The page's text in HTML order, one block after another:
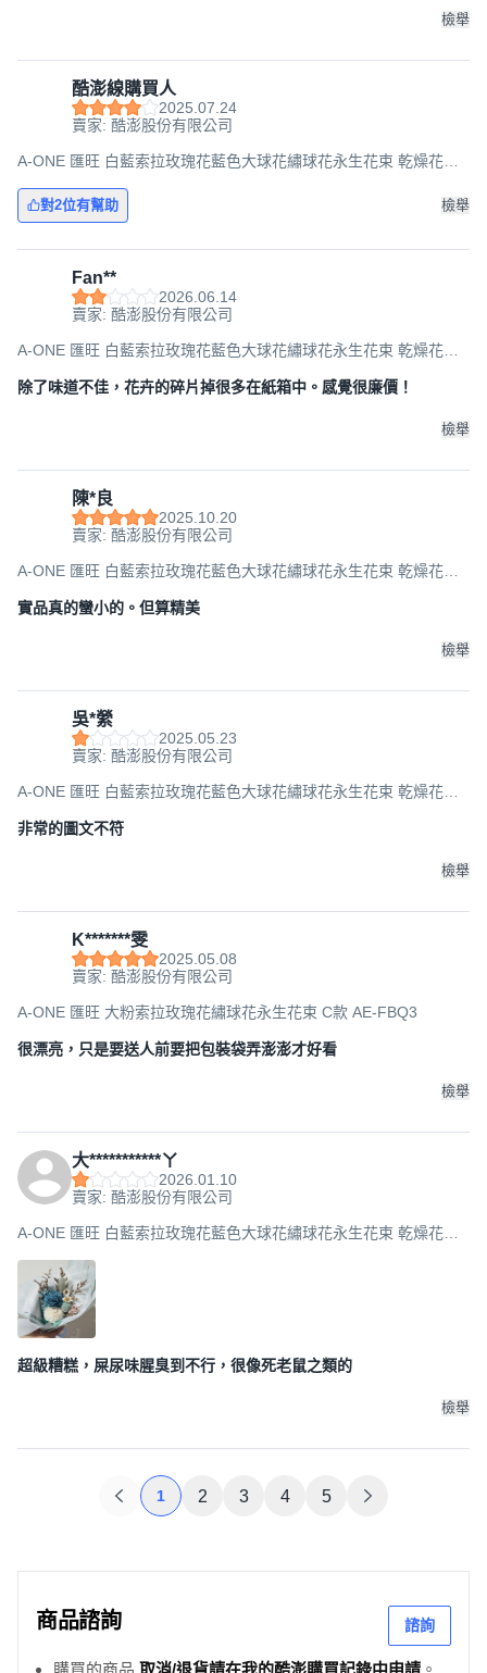
檢舉
酷澎線購買人
2025.07.24
賣家: 酷澎股份有限公司
A-ONE 匯旺 白藍索拉玫瑰花藍色大球花繡球花永生花束 乾燥花束
對2位有幫助 檢舉
Fan**
2026.06.14
賣家: 酷澎股份有限公司
A-ONE 匯旺 白藍索拉玫瑰花藍色大球花繡球花永生花束 乾燥花束
除了味道不佳，花卉的碎片掉很多在紙箱中。感覺很廉價！
檢舉
陳*良
2025.10.20
賣家: 酷澎股份有限公司
A-ONE 匯旺 白藍索拉玫瑰花藍色大球花繡球花永生花束 乾燥花束
實品真的蠻小的。但算精美
檢舉
吳*縈
2025.05.23
賣家: 酷澎股份有限公司
A-ONE 匯旺 白藍索拉玫瑰花藍色大球花繡球花永生花束 乾燥花束
非常的圖文不符
檢舉
K*******雯
2025.05.08
賣家: 酷澎股份有限公司
A-ONE 匯旺 大粉索拉玫瑰花繡球花永生花束 C款 AE-FBQ3
很漂亮，只是要送人前要把包裝袋弄澎澎才好看
檢舉
大***********ㄚ
2026.01.10
賣家: 酷澎股份有限公司
A-ONE 匯旺 白藍索拉玫瑰花藍色大球花繡球花永生花束 乾燥花束
超級糟糕，屎尿味腥臭到不行，很像死老鼠之類的
檢舉
1 2 3 4 5
商品諮詢 諮詢
取消/退貨請在我的酷澎購買記錄中申請